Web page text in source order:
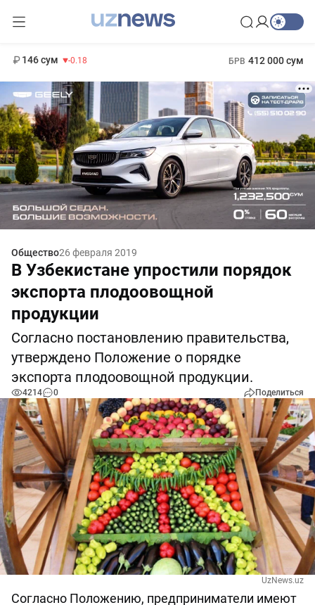
146 сум -0.18 БРВ 412 000 сум
Общество26 февраля 2019
В Узбекистане упростили порядок
экспорта плодоовощной
продукции
Согласно постановлению правительства,
утверждено Положение о порядке
экспорта плодоовощной продукции.
4214 0 Поделиться
UzNews.uz
Согласно Положению, предприниматели имеют